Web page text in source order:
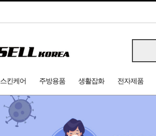
스킨케어 주방용품 생활잡화 전자제품